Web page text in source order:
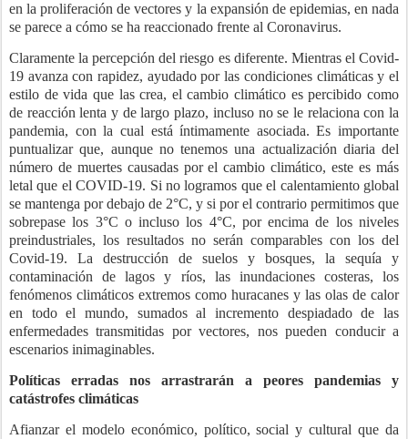
en la proliferación de vectores y la expansión de epidemias, en nada
se parece a cómo se ha reaccionado frente al Coronavirus.
Claramente la percepción del riesgo es diferente. Mientras el Covid-
19 avanza con rapidez, ayudado por las condiciones climáticas y el
estilo de vida que las crea, el cambio climático es percibido como
de reacción lenta y de largo plazo, incluso no se le relaciona con la
pandemia, con la cual está íntimamente asociada. Es importante
puntualizar que, aunque no tenemos una actualización diaria del
número de muertes causadas por el cambio climático, este es más
letal que el COVID-19. Si no logramos que el calentamiento global
se mantenga por debajo de 2°C, y si por el contrario permitimos que
sobrepase los 3°C o incluso los 4°C, por encima de los niveles
preindustriales, los resultados no serán comparables con los del
Covid-19. La destrucción de suelos y bosques, la sequía y
contaminación de lagos y ríos, las inundaciones costeras, los
fenómenos climáticos extremos como huracanes y las olas de calor
en todo el mundo, sumados al incremento despiadado de las
enfermedades transmitidas por vectores, nos pueden conducir a
escenarios inimaginables.
Políticas erradas nos arrastrarán a peores pandemias y
catástrofes climáticas
Afianzar el modelo económico, político, social y cultural que da